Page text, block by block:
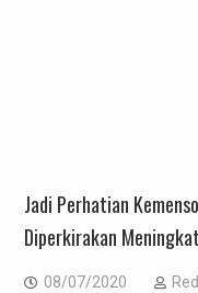
Jadi Perhatian
Diperkirakan Meningkat
08/07/2020